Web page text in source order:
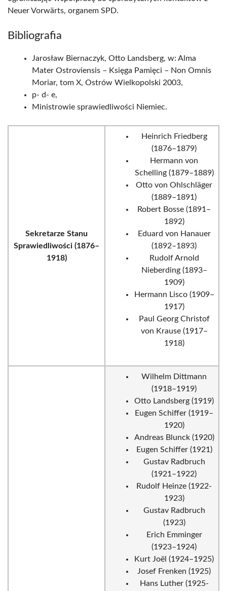
Neuer Vorwärts, organem SPD.
Bibliografia
Jarosław Biernaczyk, Otto Landsberg, w: Alma
Mater Ostroviensis – Księga Pamięci – Non Omnis
Moriar, tom X, Ostrów Wielkopolski 2003,
p- d- e,
Ministrowie sprawiedliwości Niemiec.
Sekretarze Stanu
Sprawiedliwości (1876–
1918)
Heinrich Friedberg
(1876–1879)
Hermann von
Schelling (1879–1889)
Otto von Ohlschläger
(1889–1891)
Robert Bosse (1891–
1892)
Eduard von Hanauer
(1892–1893)
Rudolf Arnold
Nieberding (1893–
1909)
Hermann Lisco (1909–
1917)
Paul Georg Christof
von Krause (1917–
1918)
Wilhelm Dittmann
(1918–1919)
Otto Landsberg (1919)
Eugen Schiffer (1919–
1920)
Andreas Blunck (1920)
Eugen Schiffer (1921)
Gustav Radbruch
(1921–1922)
Rudolf Heinze (1922-
1923)
Gustav Radbruch
(1923)
Erich Emminger
(1923–1924)
Kurt Joël (1924–1925)
Josef Frenken (1925)
Hans Luther (1925-